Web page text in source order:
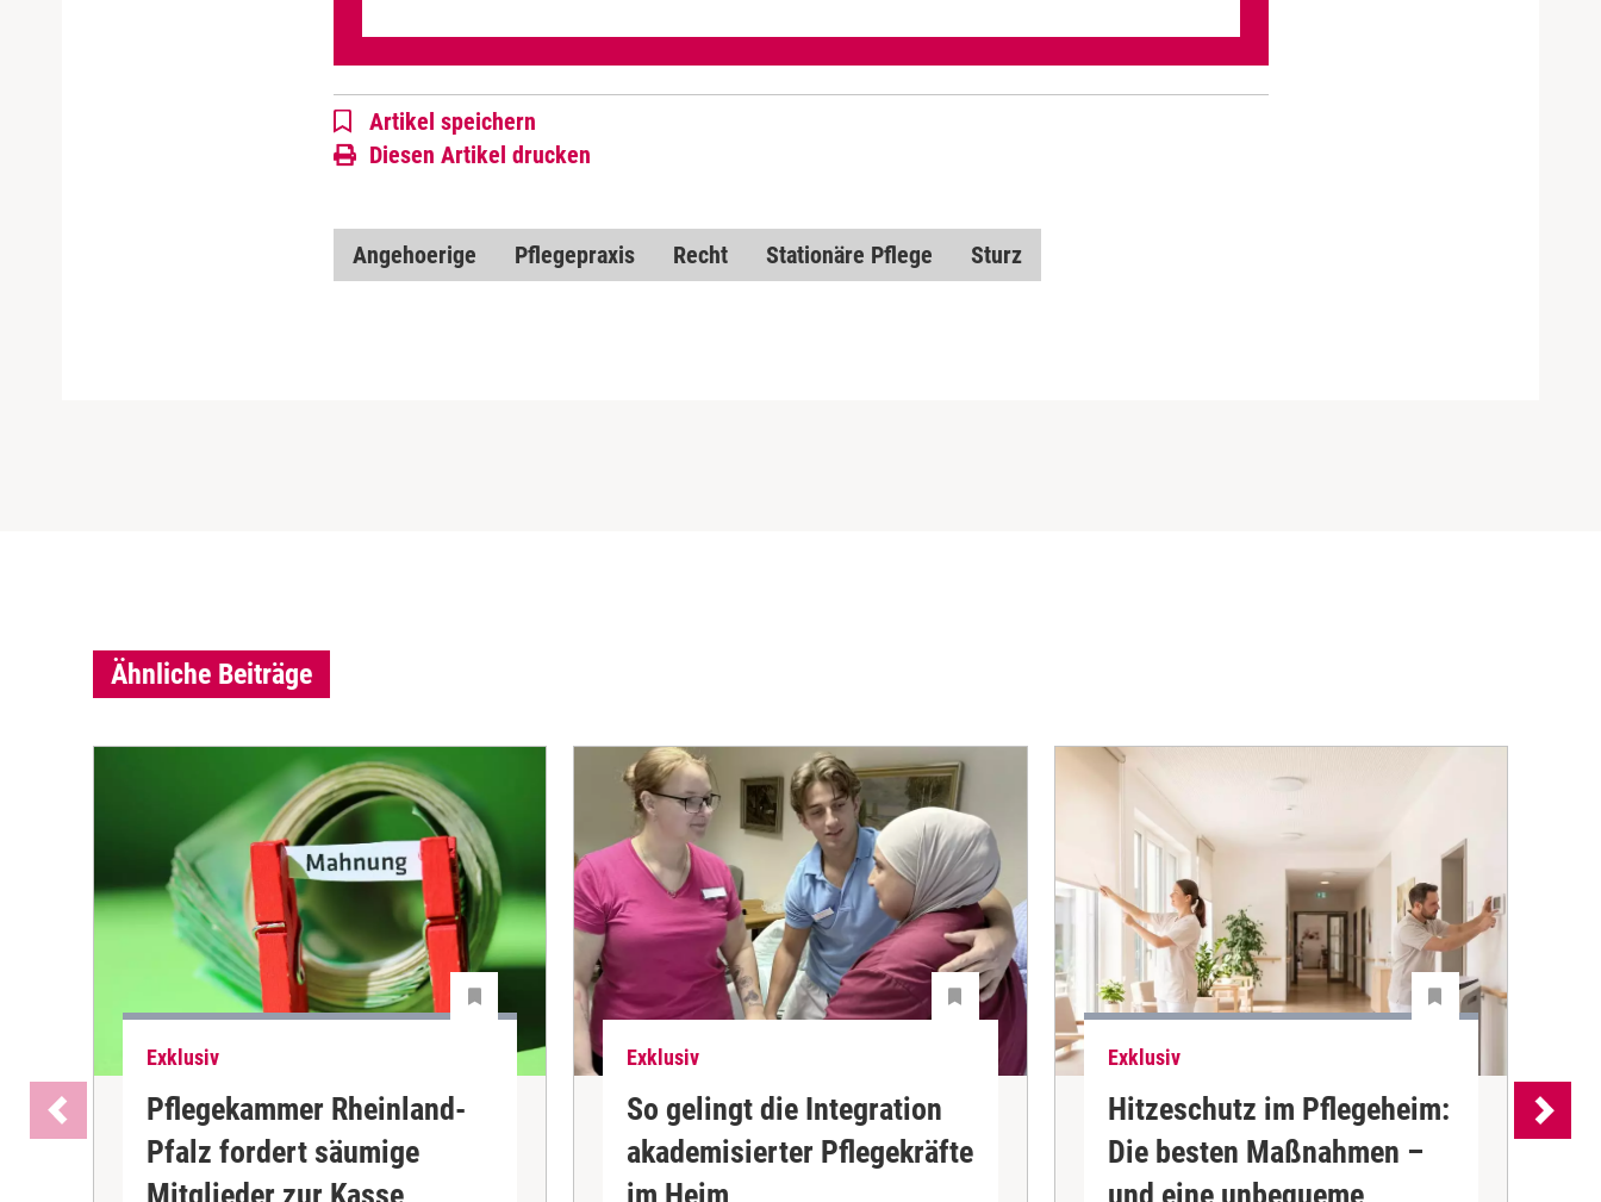
Artikel speichern
Diesen Artikel drucken
Angehoerige Pflegepraxis Recht Stationäre Pflege Sturz
Ähnliche Beiträge
Exklusiv
Pflegekammer Rheinland-
Pfalz fordert säumige
Mitglieder zur Kasse
Exklusiv
So gelingt die Integration
akademisierter Pflegekräfte
im Heim
Exklusiv
Hitzeschutz im Pflegeheim:
Die besten Maßnahmen –
und eine unbequeme